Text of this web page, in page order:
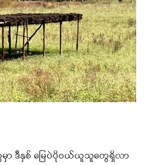
ာ ဒီနှစ် မြေပဲပိုဝယ်ယူသူတွေရှိလာ